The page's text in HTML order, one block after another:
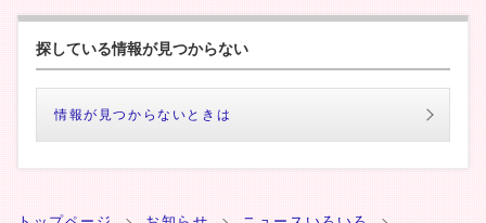
探している情報が見つからない
情報が見つからないときは